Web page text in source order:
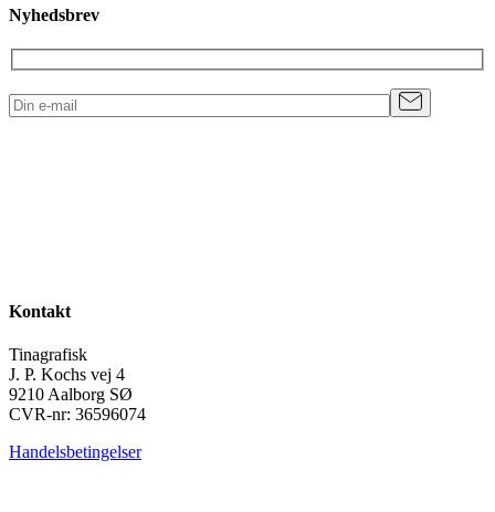
Nyhedsbrev
Kontakt
Tinagrafisk
J. P. Kochs vej 4
9210 Aalborg SØ
CVR-nr: 36596074
Handelsbetingelser